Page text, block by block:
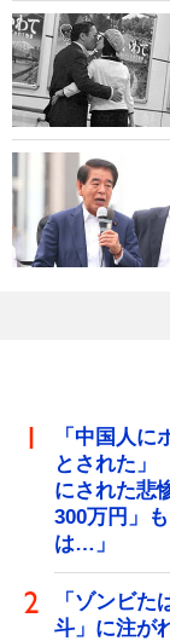
「中国人
とされた
にされた悲
300万円」
は…」
「ゾンビ
斗」に注が